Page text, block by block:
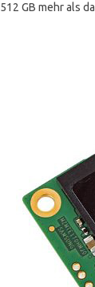
512 GB mehr als